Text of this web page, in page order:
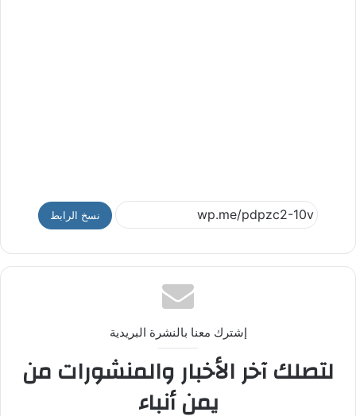
نسخ الرابط
إشترك معنا بالنشرة البريدية
لتصلك آخر الأخبار والمنشورات من
يمن أنباء